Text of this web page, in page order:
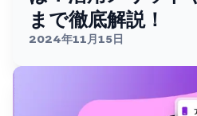
まで徹底解説！
2024年11月15日